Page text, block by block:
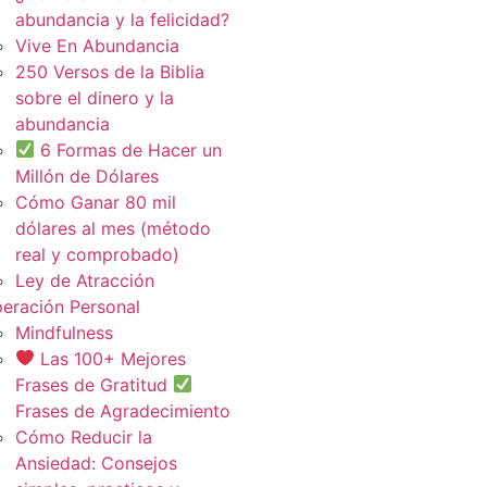
abundancia y la felicidad?
Vive En Abundancia
250 Versos de la Biblia
sobre el dinero y la
abundancia
6 Formas de Hacer un
Millón de Dólares
Cómo Ganar 80 mil
dólares al mes (método
real y comprobado)
Ley de Atracción
Personal
Mindfulness
Las 100+ Mejores
Frases de Gratitud
Frases de Agradecimiento
Cómo Reducir la
Ansiedad: Consejos